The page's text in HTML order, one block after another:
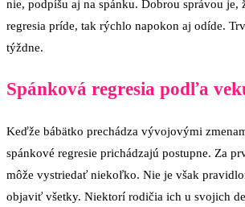
nie, podpíšu aj na spánku. Dobrou správou je,
regresia príde, tak rýchlo napokon aj odíde.
týždne.
Spánková regresia podľa
Keďže bábätko prechádza vývojovými
spánkové regresie prichádzajú postupne. Za
môže vystriedať niekoľko. Nie je však
objaviť všetky. Niektorí rodičia ich u svojich